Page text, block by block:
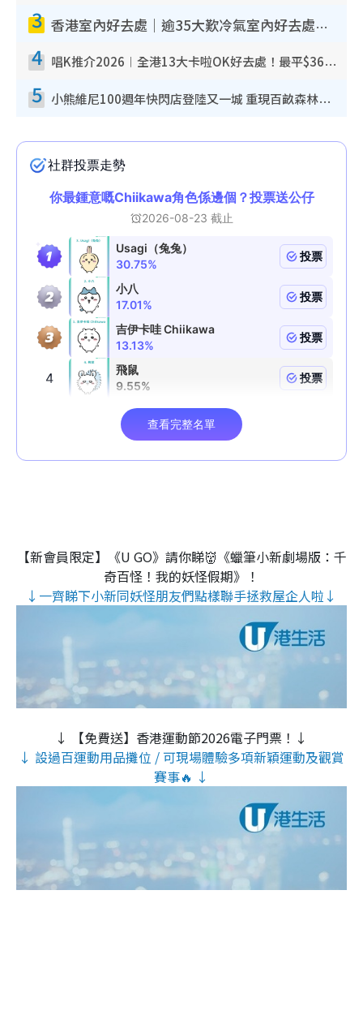
3 香港室內好去處｜逾35大歎冷氣室內好去處推介 室內活動免費避雨無懼落雨
4 唱K推介2026︱全港13大卡啦OK好去處！最平$36起 日文K都有！(附地址+收費詳情)
5 小熊維尼100週年快閃店登陸又一城 重現百畝森林經典場景／獨家限定盲盒登場／專屬DIY香水
【新會員限定】《U GO》請你睇👹《蠟筆小新劇場版：千
奇百怪！我的妖怪假期》！
↓一齊睇下小新同妖怪朋友們點樣聯手拯救屋企人啦↓
↓ 【免費送】香港運動節2026電子門票！↓
↓ 設過百運動用品攤位 / 可現場體驗多項新穎運動及觀賞
賽事🔥 ↓